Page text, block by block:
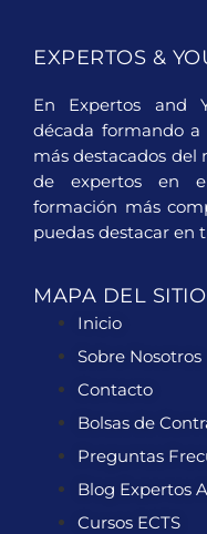
EXPERTOS &
En Expertos and
década formando a
más destacados del
de expertos en
formación más
puedas destacar en
MAPA DEL SITIO
Inicio
Sobre Nosotros
Contacto
Bolsas de
Preguntas
Blog Expertos
Cursos ECTS